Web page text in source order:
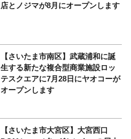
店とノジマが8月にオープンします
【さいたま市南区】武蔵浦和に誕
生する新たな複合型商業施設ロッ
テスクエアに7月28日にヤオコーが
オープンします
【さいたま市大宮区】大宮西口